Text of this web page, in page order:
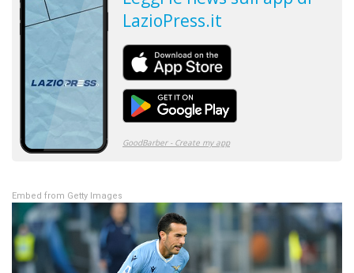
Embed from Getty Images